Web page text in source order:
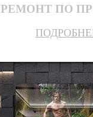
РЕМОНТ ПО